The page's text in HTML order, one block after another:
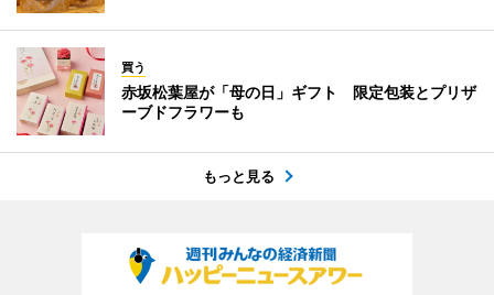
買う
赤坂松葉屋が「母の日」ギフト 限定包装とプリザ
ーブドフラワーも
もっと見る